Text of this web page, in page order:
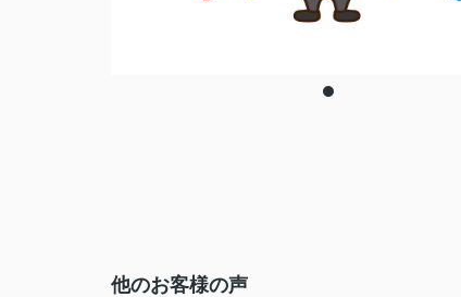
他のお客様の声